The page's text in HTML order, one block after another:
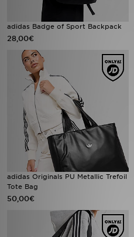
adidas Badge of Sport Backpack
28,00€
adidas Originals PU Metallic Trefoil
Tote Bag
50,00€